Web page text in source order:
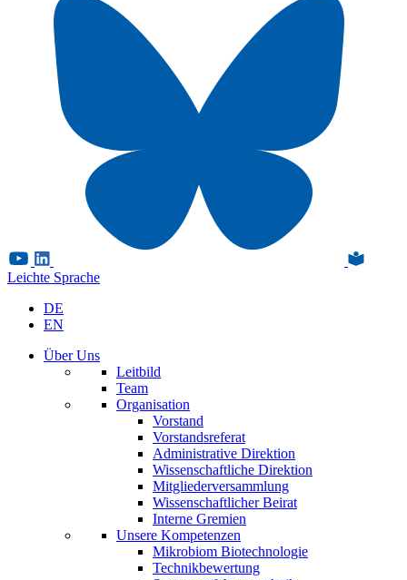
Leichte Sprache
DE
EN
Über Uns
Leitbild
Team
Organisation
Vorstand
Vorstandsreferat
Administrative Direktion
Wissenschaftliche Direktion
Mitgliederversammlung
Wissenschaftlicher Beirat
Interne Gremien
Unsere Kompetenzen
Mikrobiom Biotechnologie
Technikbewertung